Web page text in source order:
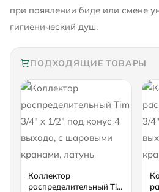
при появлении биде или смене
гигиенический душ.
ПОДХОДЯЩИЕ ТОВАРЫ
Коллектор
распределительный Tim